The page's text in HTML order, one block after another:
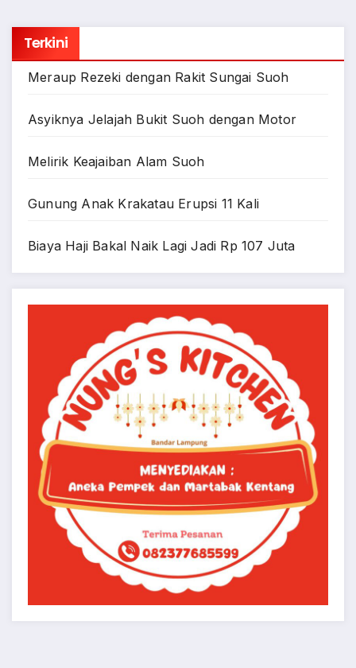
Terkini
Meraup Rezeki dengan Rakit Sungai Suoh
Asyiknya Jelajah Bukit Suoh dengan Motor
Melirik Keajaiban Alam Suoh
Gunung Anak Krakatau Erupsi 11 Kali
Biaya Haji Bakal Naik Lagi Jadi Rp 107 Juta